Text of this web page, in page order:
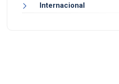
Internacional